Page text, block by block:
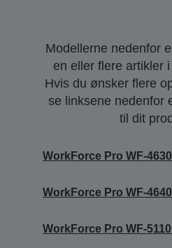
Modellerne nedenfor
en eller flere artikler
Hvis du ønsker flere
se linksene nedenfor
til dit
WorkForce Pro WF-
WorkForce Pro WF-
WorkForce Pro WF-